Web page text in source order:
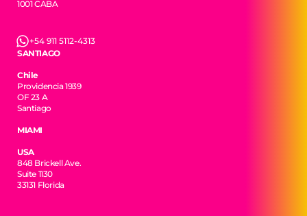
1001 CABA
+54 911 5112-4313
SANTIAGO
Chile
Providencia 1939
OF 23 A
Santiago
MIAMI
USA
848 Brickell Ave.
Suite 1130
33131 Florida